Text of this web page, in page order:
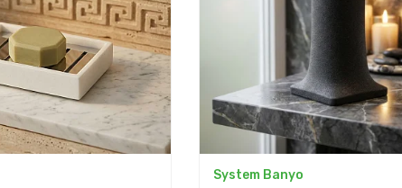
System Banyo